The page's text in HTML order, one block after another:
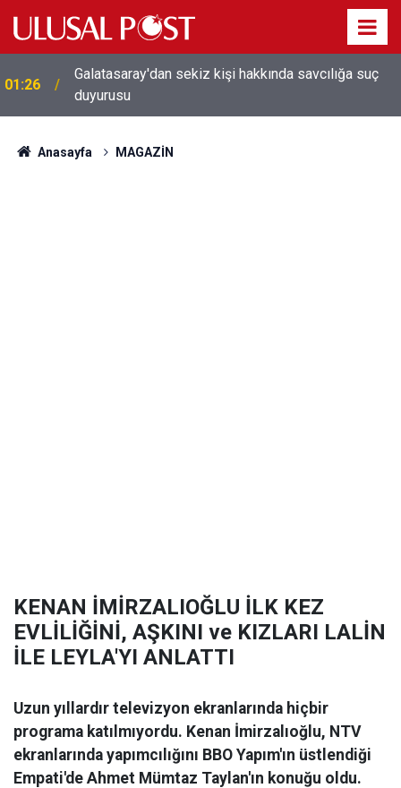
01:26
Galatasaray'dan sekiz kişi hakkında savcılığa suç
duyurusu
Anasayfa MAGAZİN
KENAN İMİRZALIOĞLU İLK KEZ
EVLİLİĞİNİ, AŞKINI ve KIZLARI LALİN
İLE LEYLA'YI ANLATTI
Uzun yıllardır televizyon ekranlarında hiçbir
programa katılmıyordu. Kenan İmirzalıoğlu, NTV
ekranlarında yapımcılığını BBO Yapım'ın üstlendiği
Empati'de Ahmet Mümtaz Taylan'ın konuğu oldu.